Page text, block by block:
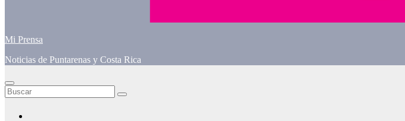
Mi Prensa
Noticias de Puntarenas y Costa Rica